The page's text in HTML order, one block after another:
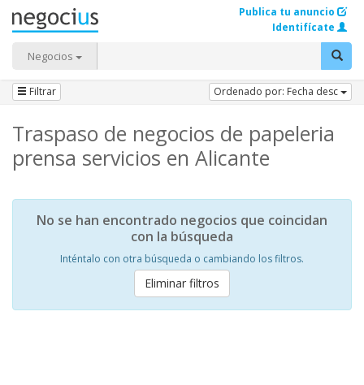
Negocios
Publica tu anuncio
Identifícate
Filtrar Ordenado por: Fecha desc
Traspaso de negocios de papeleria
prensa servicios en Alicante
No se han encontrado negocios que coincidan
con la búsqueda
Inténtalo con otra búsqueda o cambiando los filtros.
Eliminar filtros